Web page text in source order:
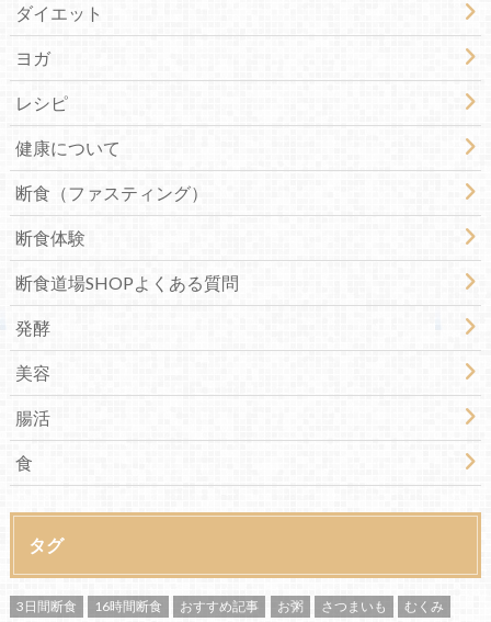
ダイエット
ヨガ
レシピ
健康について
断食（ファスティング）
断食体験
断食道場SHOPよくある質問
発酵
美容
腸活
食
タグ
3日間断食 16時間断食 おすすめ記事 お粥 さつまいも むくみ